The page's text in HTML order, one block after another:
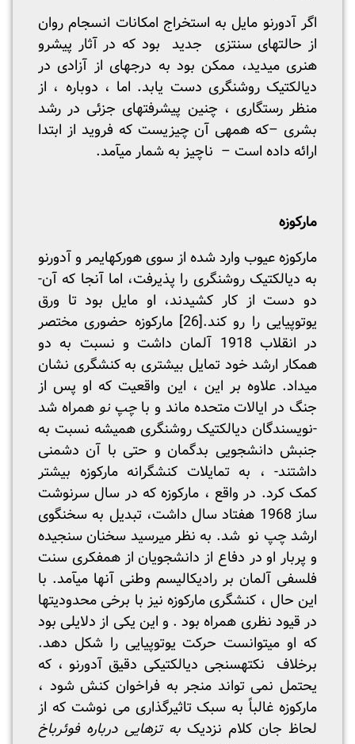
اگر آدورنو مایل به استخراج امکانات انسجام روان
از حالت­های سنتزی جدید بود که در آثار پیشرو
هنری می­دید، ممکن بود به درجه­ای از آزادی در
دیالکتیک روشنگری دست یابد. اما ، دوباره ، از
منظر رستگاری ، چنین پیشرفت­های جزئی در رشد
بشری –که همه­ی آن چیزیست که فروید از ابتدا
ارائه داده است – ناچیز به شمار می­آمد.
مارکوزه
مارکوزه عیوب وارد شده از سوی هورکهایمر و آدورنو
به دیالکتیک روشنگری را پذیرفت، اما آن­جا که آن­
دو دست از کار کشیدند، او مایل بود تا ورق
یوتوپیایی را رو کند.[26]
ماركوزه حضوری مختصر
در انقلاب 1918 آلمان داشت و نسبت به دو
همكار ارشد خود تمایل بیشتری به کنشگری نشان
می­داد. علاوه بر این ، این واقعیت که او پس از
جنگ در ایالات متحده ماند و باچپ نو همراه شد
-نویسندگان دیالکتیک روشنگری همیشه نسبت به
جنبش دانشجویی بدگمان و حتی با آن دشمنی
داشتند- ، به تمایلات کنشگرانه مارکوزه بیشتر
کمک کرد. در واقع ، ماركوزه كه در سال سرنوشت
ساز 1968 هفتاد سال داشت، تبدیل به سخنگوی
ارشد چپ نو شد. به نظر می­رسید سخنان سنجیده
و پربار او در دفاع از دانشجویان از هم­فکری سنت
فلسفی آلمان بر رادیکالیسم وطنی آن­ها می­آمد. با
این حال ، کنشگری مارکوزه نیز با برخی محدودیت­ها
در قیود نظری همراه بود . و این یکی از دلایلی بود
که او می­توانست حرکت یوتوپیایی را شکل دهد.
برخلاف نکته­سنجی دیالکتیکی دقیق آدورنو ، که
یحتمل نمی تواند منجر به فراخوان کنش شود ،
مارکوزه غالباً به سبک تاثیرگذاری می نوشت که از
لحاظ جان کلام نزدیک به تزهایی درباره فوئرباخ